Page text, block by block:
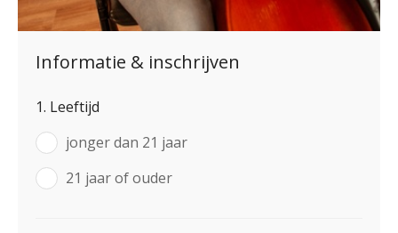
Informatie & inschrijven
1. Leeftijd
jonger dan 21 jaar
21 jaar of ouder